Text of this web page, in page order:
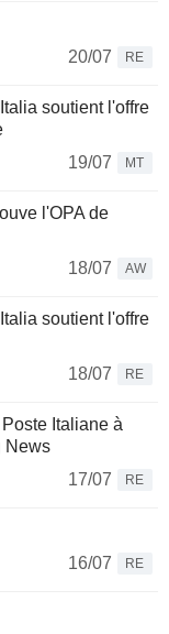
20/07
RE
soutient l'offre
19/07
MT
l'OPA de
18/07
AW
soutient l'offre
18/07
RE
Italiane à
News
17/07
RE
16/07
RE